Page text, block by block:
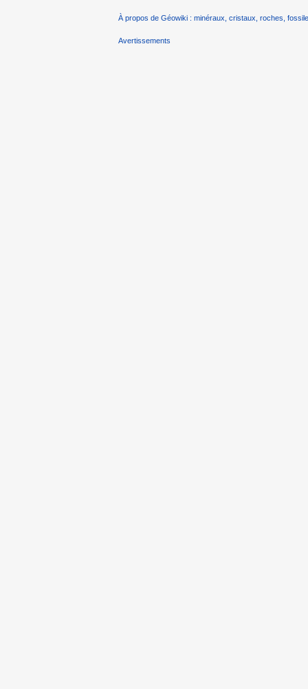
À propos de Géowiki : minéraux, cristaux, roches,
Avertissements